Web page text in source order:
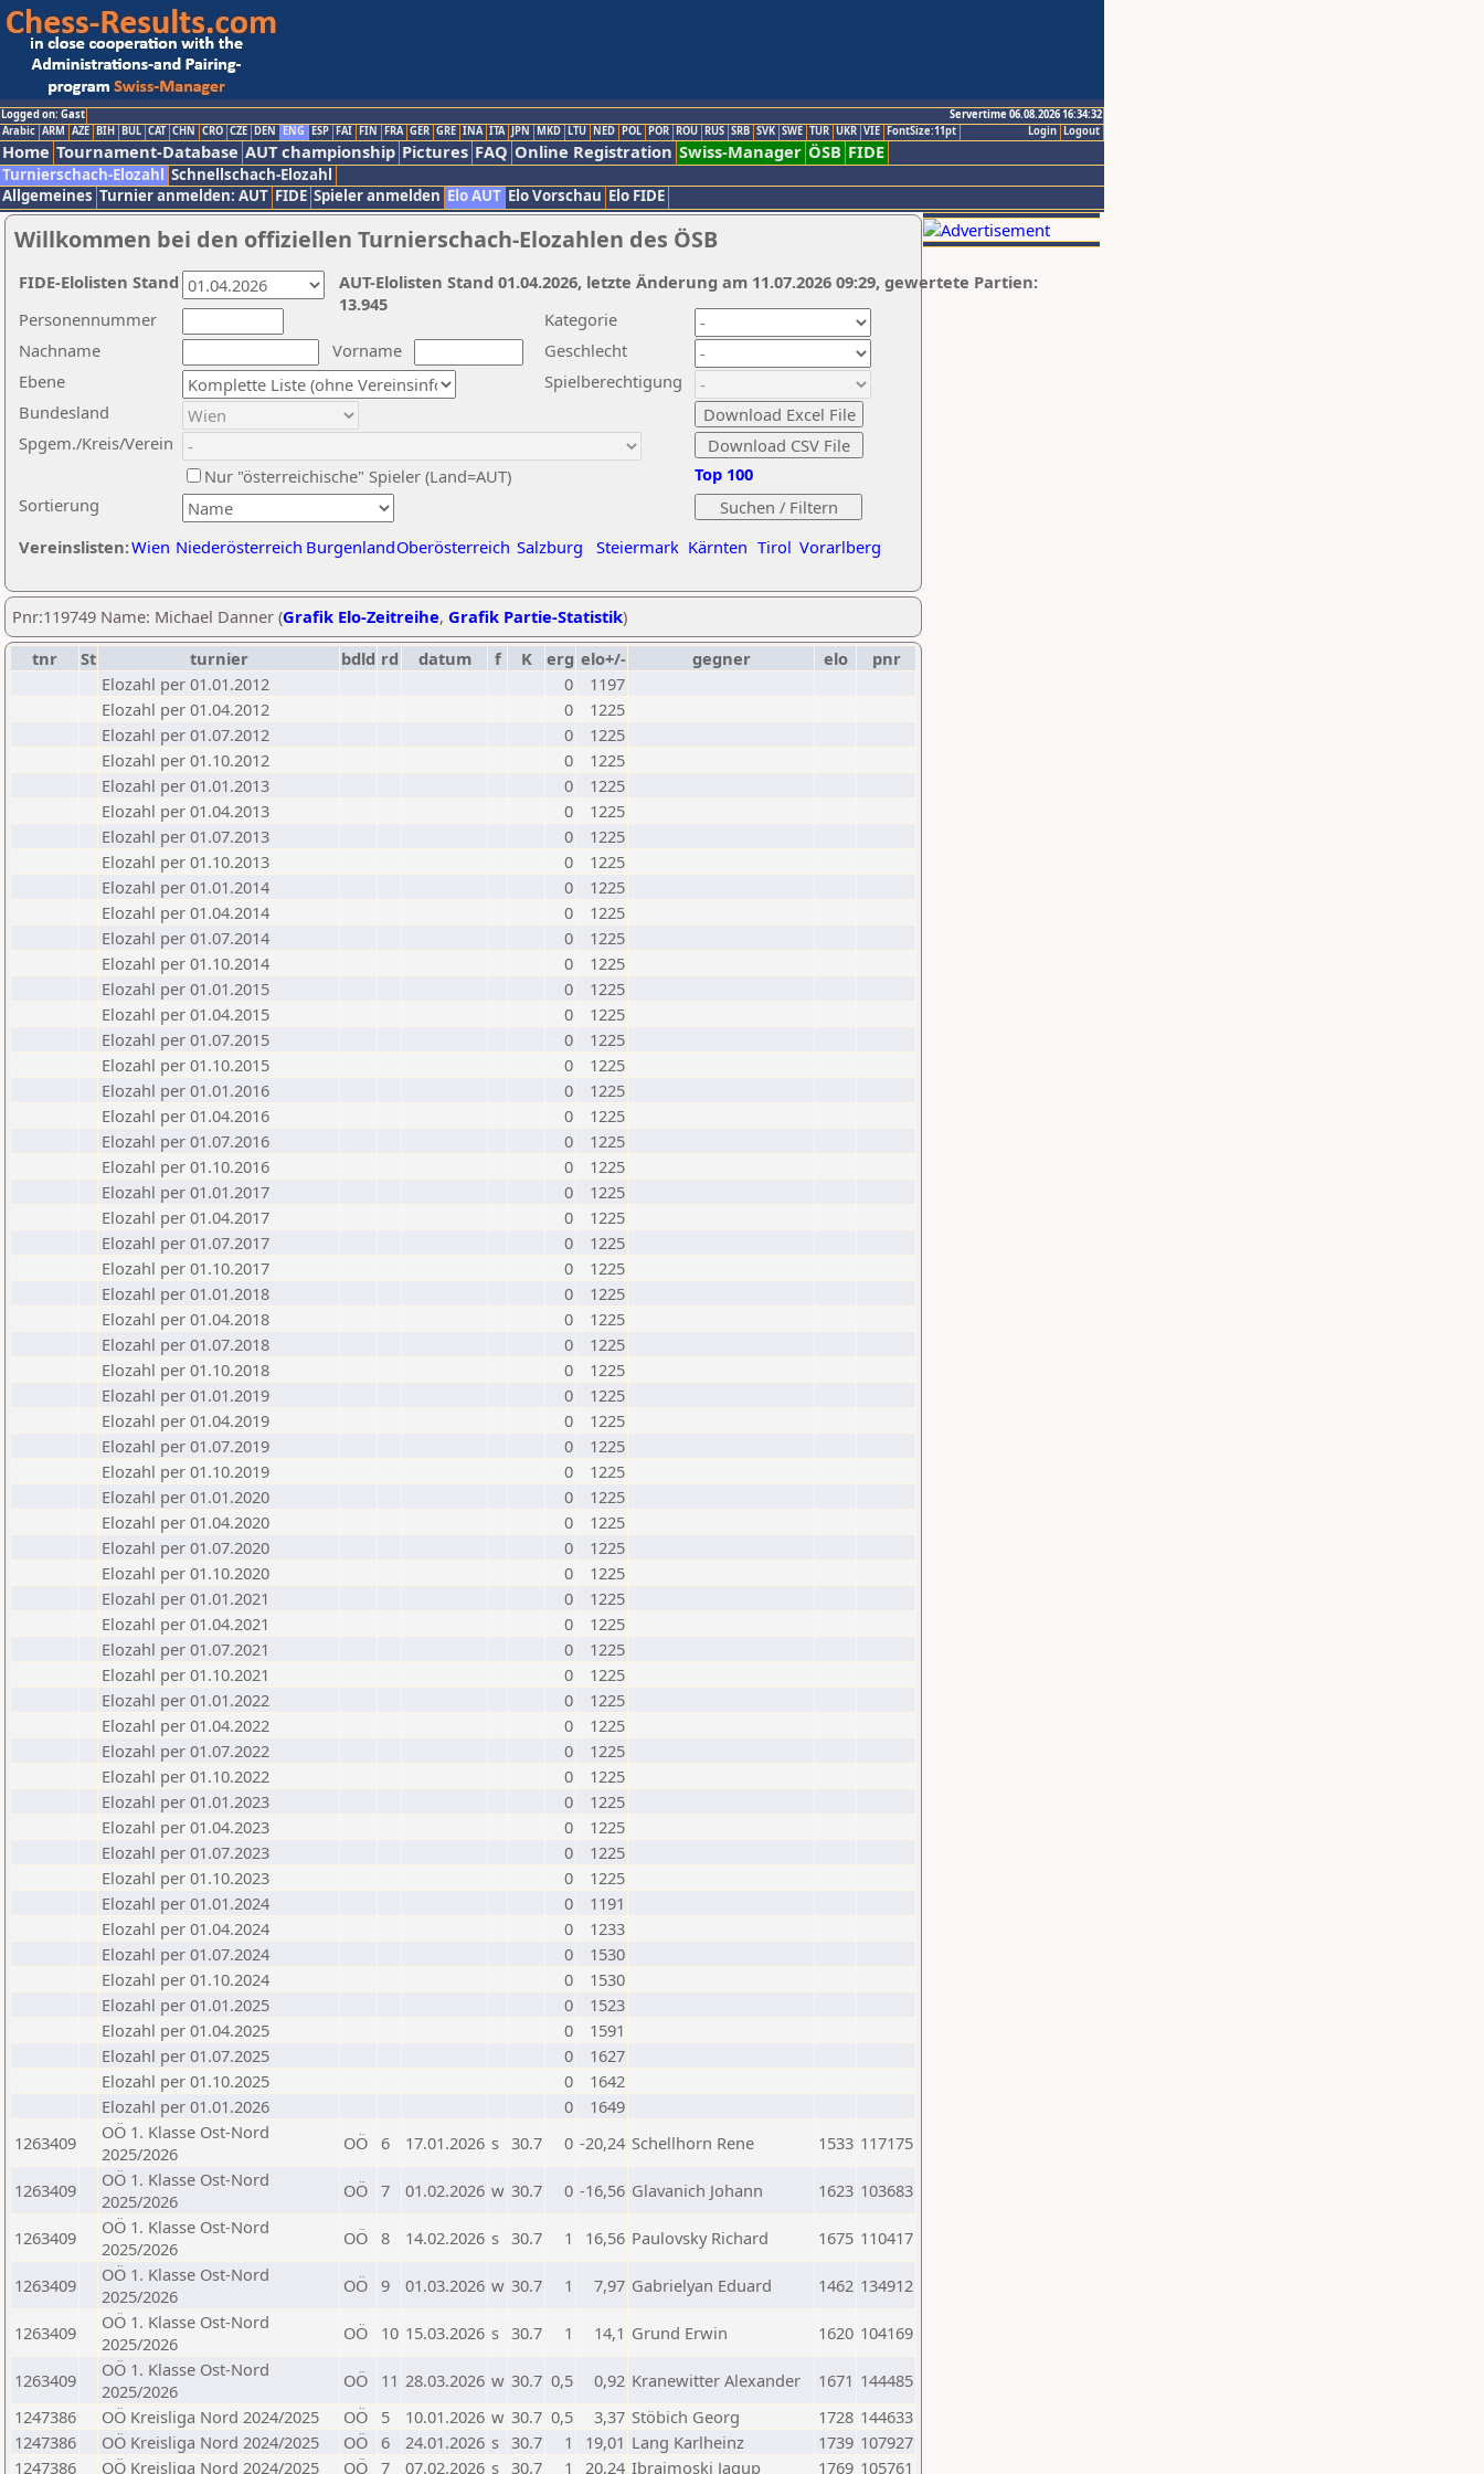
Logged on: Gast
Servertime 06.08.2026 16:34:32
Logout
Login
Arabic ARM AZE BIH BUL CAT CHN CRO CZE DEN ENG ESP FAI FIN FRA GER GRE INA ITA JPN MKD LTU NED POL POR ROU RUS SRB SVK SWE TUR UKR VIE FontSize:11pt
Home Tournament-Database AUT championship Pictures FAQ Online Registration Swiss-Manager ÖSB FIDE
Turnierschach-Elozahl Schnellschach-Elozahl
Allgemeines Turnier anmelden: AUT FIDE Spieler anmelden Elo AUT Elo Vorschau Elo FIDE
Willkommen bei den offiziellen Turnierschach-Elozahlen des ÖSB
Nachname
Vorname
Ebene
Kategorie
Sortierung
Personennummer
Bundesland
Spgem./Kreis/Verein
Geschlecht
Nur "österreichische" Spieler (Land=AUT)
Spielberechtigung
Vereinslisten:Wien Niederösterreich BurgenlandOberösterreich Salzburg Steiermark Kärnten Tirol Vorarlberg
Top 100
AUT-Elolisten Stand 01.04.2026, letzte Änderung am 11.07.2026 09:29, gewertete Partien:
13.945
FIDE-Elolisten Stand
Pnr:119749 Name: Michael Danner (Grafik Elo-Zeitreihe, Grafik Partie-Statistik)
tnr
St turnier bdld rd datum f K erg elo+/- gegner elo
pnr
Elozahl per 01.01.2012
0
1197
Elozahl per 01.04.2012
0
1225
Elozahl per 01.07.2012
0
1225
Elozahl per 01.10.2012
0
1225
Elozahl per 01.01.2013
0
1225
Elozahl per 01.04.2013
0
1225
Elozahl per 01.07.2013
0
1225
Elozahl per 01.10.2013
0
1225
Elozahl per 01.01.2014
0
1225
Elozahl per 01.04.2014
0
1225
Elozahl per 01.07.2014
0
1225
Elozahl per 01.10.2014
0
1225
Elozahl per 01.01.2015
0
1225
Elozahl per 01.04.2015
0
1225
Elozahl per 01.07.2015
0
1225
Elozahl per 01.10.2015
0
1225
Elozahl per 01.01.2016
0
1225
Elozahl per 01.04.2016
0
1225
Elozahl per 01.07.2016
0
1225
Elozahl per 01.10.2016
0
1225
Elozahl per 01.01.2017
0
1225
Elozahl per 01.04.2017
0
1225
Elozahl per 01.07.2017
0
1225
Elozahl per 01.10.2017
0
1225
Elozahl per 01.01.2018
0
1225
Elozahl per 01.04.2018
0
1225
Elozahl per 01.07.2018
0
1225
Elozahl per 01.10.2018
0
1225
Elozahl per 01.01.2019
0
1225
Elozahl per 01.04.2019
0
1225
Elozahl per 01.07.2019
0
1225
Elozahl per 01.10.2019
0
1225
Elozahl per 01.01.2020
0
1225
Elozahl per 01.04.2020
0
1225
Elozahl per 01.07.2020
0
1225
Elozahl per 01.10.2020
0
1225
Elozahl per 01.01.2021
0
1225
Elozahl per 01.04.2021
0
1225
Elozahl per 01.07.2021
0
1225
Elozahl per 01.10.2021
0
1225
Elozahl per 01.01.2022
0
1225
Elozahl per 01.04.2022
0
1225
Elozahl per 01.07.2022
0
1225
Elozahl per 01.10.2022
0
1225
Elozahl per 01.01.2023
0
1225
Elozahl per 01.04.2023
0
1225
Elozahl per 01.07.2023
0
1225
Elozahl per 01.10.2023
0
1225
Elozahl per 01.01.2024
0
1191
Elozahl per 01.04.2024
0
1233
Elozahl per 01.07.2024
0
1530
Elozahl per 01.10.2024
0
1530
Elozahl per 01.01.2025
0
1523
Elozahl per 01.04.2025
0
1591
Elozahl per 01.07.2025
0
1627
Elozahl per 01.10.2025
0
1642
Elozahl per 01.01.2026
0
1649
1263409
OÖ 1. Klasse Ost-Nord
2025/2026
OÖ 6 17.01.2026 s 30.7 0 -20,24 Schellhorn Rene 1533 117175
1263409
OÖ 1. Klasse Ost-Nord
2025/2026
OÖ 7 01.02.2026 w 30.7 0 -16,56 Glavanich Johann 1623 103683
1263409
OÖ 1. Klasse Ost-Nord
2025/2026
OÖ 8 14.02.2026 s 30.7 1 16,56 Paulovsky Richard 1675 110417
1263409
OÖ 1. Klasse Ost-Nord
2025/2026
OÖ 9 01.03.2026 w 30.7 1 7,97 Gabrielyan Eduard 1462 134912
1263409
OÖ 1. Klasse Ost-Nord
2025/2026
OÖ 10 15.03.2026 s 30.7 1 14,1 Grund Erwin 1620 104169
1263409
OÖ 1. Klasse Ost-Nord
2025/2026
OÖ 11 28.03.2026 w 30.7 0,5 0,92 Kranewitter Alexander 1671 144485
1247386
OÖ Kreisliga Nord 2024/2025 OÖ 5 10.01.2026 w 30.7 0,5 3,37 Stöbich Georg 1728 144633
1247386
OÖ Kreisliga Nord 2024/2025 OÖ 6 24.01.2026 s 30.7 1 19,01 Lang Karlheinz 1739 107927
1247386
OÖ Kreisliga Nord 2024/2025 OÖ 7 07.02.2026 s 30.7 1 20,24 Ibraimoski Jagup 1769 105761